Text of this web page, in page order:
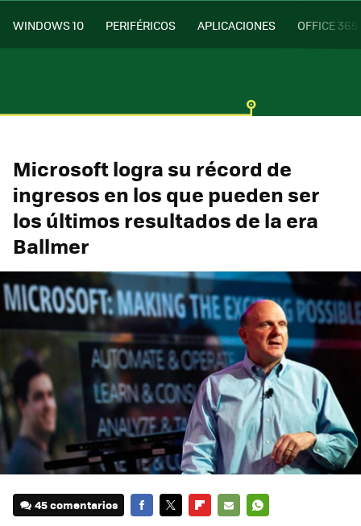
WINDOWS 10 PERIFÉRICOS APLICACIONES OFFICE 365
Microsoft logra su récord de
ingresos en los que pueden ser
los últimos resultados de la era
Ballmer
45 comentarios